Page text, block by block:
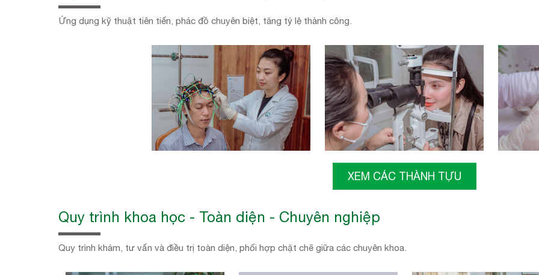
Ứng dụng kỹ thuật tiên tiến, phác đồ chuyên biệt, tăng tỷ lệ thành công.
XEM CÁC THÀNH TỰU
Quy trình khoa học - Toàn diện - Chuyên nghiệp
Quy trình khám, tư vấn và điều trị toàn diện, phối hợp chặt chẽ giữa các chuyên khoa.